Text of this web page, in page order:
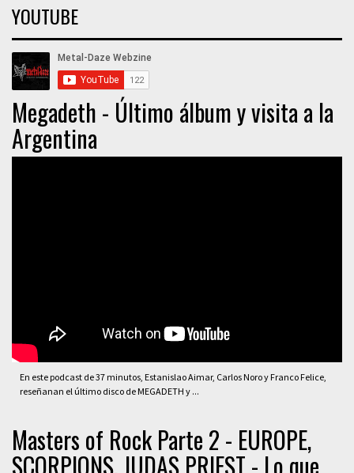
YOUTUBE
Megadeth - Último álbum y visita a la
Argentina
En este podcast de 37 minutos, Estanislao Aimar, Carlos Noro y Franco Felice,
reseñanan el último disco de MEGADETH y ...
Masters of Rock Parte 2 - EUROPE,
SCORPIONS, JUDAS PRIEST - Lo que